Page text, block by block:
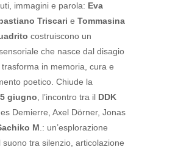
immagini e parola: Eva
Triscari e Tommasina
costruiscono un
che nasce dal disagio
in memoria, cura e
poetico. Chiude la
5 giugno , l’incontro tra il DDK
Demierre, Axel Dörner, Jonas
M .: un’esplorazione
suono tra silenzio, articolazione